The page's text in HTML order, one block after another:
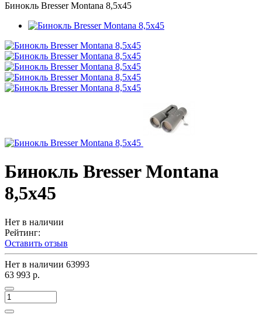
Бинокль Bresser Montana 8,5x45
Бинокль Bresser Montana
8,5x45
Нет в наличии
Рейтинг:
Оставить отзыв
Нет в наличии 63993
63 993 р.